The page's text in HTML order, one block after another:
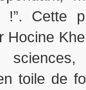
!”. Cette
Hocine
toile de